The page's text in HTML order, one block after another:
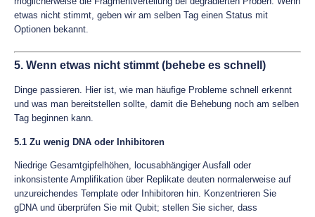
etwas nicht stimmt, geben wir am selben Tag einen Status mit
Optionen bekannt.
5. Wenn etwas nicht stimmt (behebe es schnell)
Dinge passieren. Hier ist, wie man häufige Probleme schnell erkennt
und was man bereitstellen sollte, damit die Behebung noch am selben
Tag beginnen kann.
5.1 Zu wenig DNA oder Inhibitoren
Niedrige Gesamtgipfelhöhen, locusabhängiger Ausfall oder
inkonsistente Amplifikation über Replikate deuten normalerweise auf
unzureichendes Template oder Inhibitoren hin. Konzentrieren Sie
gDNA und überprüfen Sie mit Qubit; stellen Sie sicher, dass